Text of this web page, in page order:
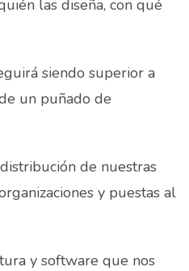
las diseña, con qué
siendo superior a
un puñado de
de nuestras
y puestas al
y software que nos